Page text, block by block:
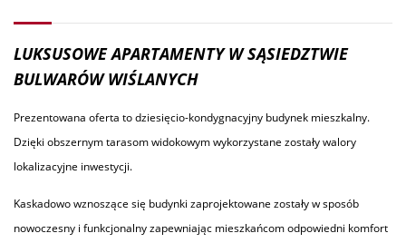
LUKSUSOWE APARTAMENTY W SĄSIEDZTWIE
BULWARÓW WIŚLANYCH
Prezentowana oferta to dziesięcio-kondygnacyjny budynek mieszkalny.
Dzięki obszernym tarasom widokowym wykorzystane zostały walory
lokalizacyjne inwestycji.
Kaskadowo wznoszące się budynki zaprojektowane zostały w sposób
nowoczesny i funkcjonalny zapewniając mieszkańcom odpowiedni komfort